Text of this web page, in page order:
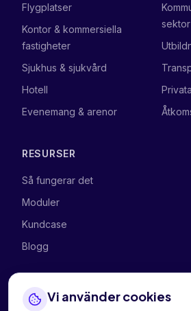
Vi använder cookies
Flygplatser
Kontor & kommersiella
fastigheter
Sjukhus & sjukvård
Hotell
Evenemang & arenor
sektor
RESURSER
Så fungerar det
Moduler
Kundcase
Blogg
FÖRETAGET